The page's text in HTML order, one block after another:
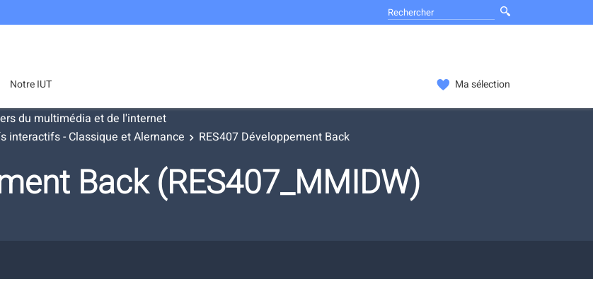
Notre IUT Ma sélection
du multimédia et de l'internet
interactifs - Classique et Alernance
RES407 Développement Back
Back (RES407_MMIDW)